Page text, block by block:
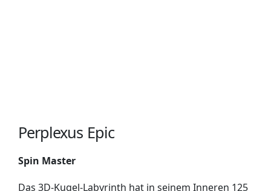
Perplexus Epic
Spin Master
Das 3D-Kugel-Labyrinth hat in seinem Inneren 125